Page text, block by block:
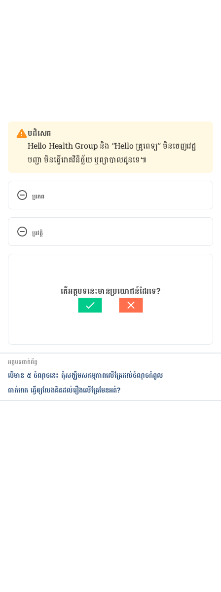
បដិសេធ
Hello Health Group និង “Hello គ្រូពេទ្យ” មិន​ចេញ​វេជ្ជ
បញ្ជា មិន​ធ្វើ​រោគវិនិច្ឆ័យ ឬ​ព្យាបាល​ជូន​ទេ៕
ប្រភព
Loss of libido (reduced sex drive)
https://www.nhs.uk/conditions/loss-of-libido/
https://www.geisinger.org/health-and-
wellness/wellness-
What Help Is Available for Low Sex Drive in
Women?
https://health.clevelandclinic.org/what-help-is-
available-for-low-sex-drive-in-women/
ប្រវត្តិ
កំណែ​ប្រែបច្ចុប្បន្ន
អត្ថបទ​ដោយ ណៃ ទូច
វេជ្ជ. ចាន់ ស៊ីណេត
បច្ចុប្បន្នភាពដោយ៖ នូ សោភ័ណ្ឌ
តើអត្ថបទនេះមានប្រយោជន៍ដែរទេ?
អត្ថបទពាក់ព័ន្ធ
បើ​មាន​ ៥ ចំណុចនេះ កុំ​សង្ឃឹមសកម្មភាពលើគ្រែដល់ចំណុចកំពូល
ធាត់ពេក ធ្វើឲ្យលែងគិតដល់រឿងលើគ្រែមែនអត់?